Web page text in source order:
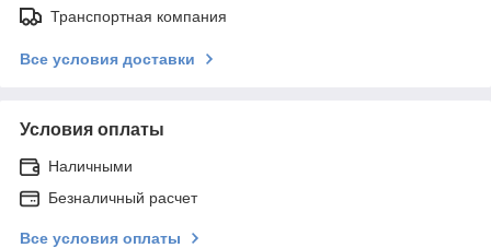
Транспортная компания
Все условия доставки
Условия оплаты
Наличными
Безналичный расчет
Все условия оплаты